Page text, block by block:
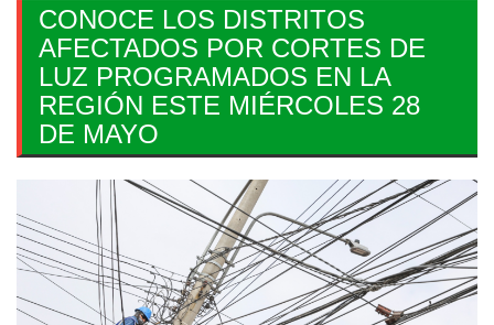
CONOCE LOS DISTRITOS
AFECTADOS POR CORTES DE
LUZ PROGRAMADOS EN LA
REGIÓN ESTE MIÉRCOLES 28
DE MAYO